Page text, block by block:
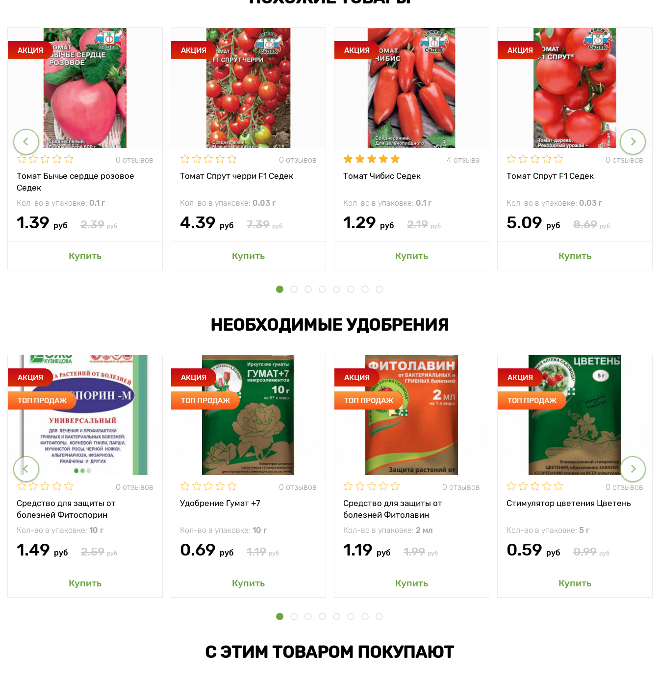
АКЦИЯ
0 отзывов
Томат Бычье сердце розовое
Седек
Кол-во в упаковке: 0.1 г
1.39 руб 2.39 руб
Купить
АКЦИЯ
0 отзывов
Томат Спрут черри F1 Седек
Кол-во в упаковке: 0.03 г
4.39 руб 7.39 руб
Купить
АКЦИЯ
4 отзыва
Томат Чибис Седек
Кол-во в упаковке: 0.1 г
1.29 руб 2.19 руб
Купить
АКЦИЯ
0 отзывов
Томат Спрут F1 Седек
Кол-во в упаковке: 0.03 г
5.09 руб 8.69 руб
Купить
НЕОБХОДИМЫЕ УДОБРЕНИЯ
АКЦИЯ
ТОП ПРОДАЖ
0 отзывов
Средство для защиты от
болезней Фитоспорин
Кол-во в упаковке: 10 г
1.49 руб 2.59 руб
Купить
АКЦИЯ
ТОП ПРОДАЖ
0 отзывов
Удобрение Гумат +7
Кол-во в упаковке: 10 г
0.69 руб 1.19 руб
Купить
АКЦИЯ
ТОП ПРОДАЖ
0 отзывов
Средство для защиты от
болезней Фитолавин
Кол-во в упаковке: 2 мл
1.19 руб 1.99 руб
Купить
АКЦИЯ
ТОП ПРОДАЖ
0 отзывов
Стимулятор цветения Цветень
Кол-во в упаковке: 5 г
0.59 руб 0.99 руб
Купить
С ЭТИМ ТОВАРОМ ПОКУПАЮТ